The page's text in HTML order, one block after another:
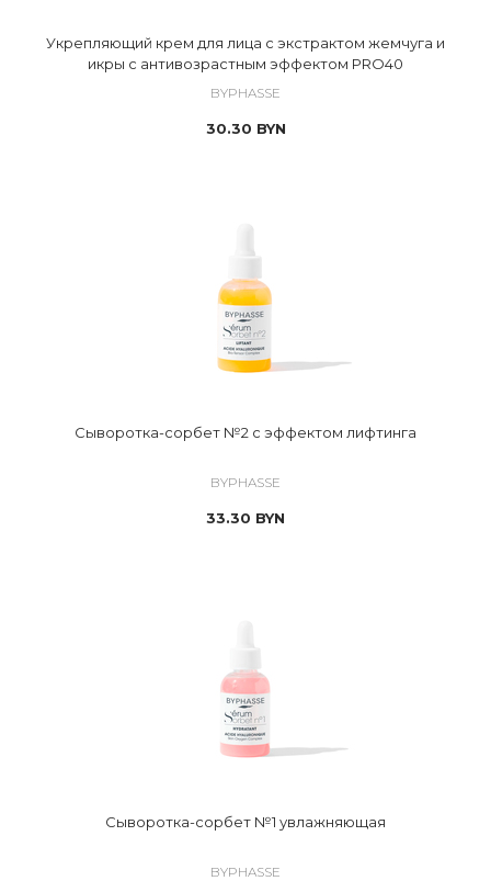
Укрепляющий крем для лица с экстрактом жемчуга и
икры с антивозрастным эффектом PRO40
BYPHASSE
30.30 BYN
Сыворотка-сорбет №2 с эффектом лифтинга
BYPHASSE
33.30 BYN
Сыворотка-сорбет №1 увлажняющая
BYPHASSE